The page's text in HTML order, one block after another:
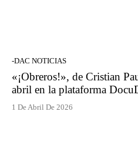
-DAC NOTICIAS
«¡Obreros!», de Cristian
abril en la plataforma
1 De Abril De 2026